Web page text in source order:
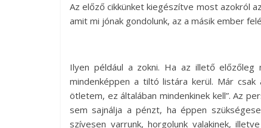
Az előző cikkünket kiegészítve most azokról
amit mi jónak gondolunk, az a másik ember
Ilyen például a zokni. Ha az illető
mindenképpen a tiltó listára kerül. Már
ötletem, ez általában mindenkinek kell”. Az
sem sajnálja a pénzt, ha éppen
szívesen varrunk, horgolunk valakinek,